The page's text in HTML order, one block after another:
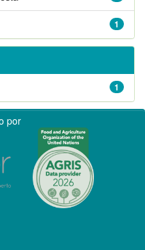
1
1
por